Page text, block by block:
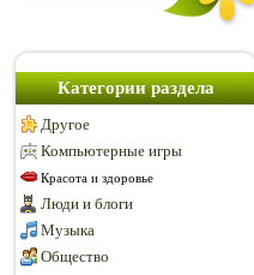
Категории раздела
Другое
Компьютерные игры
Красота и здоровье
Люди и блоги
Музыка
Общество